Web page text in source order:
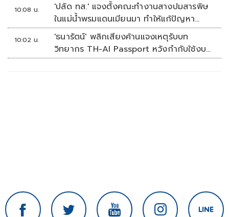
10:08 น.
'ปลัด ทส.' แจงตั้งคณะทำงานสางปมสารพิษ
ในแม่น้ำพรมแดนเมียนมา ทำให้แก้ปัญหา
รวดเร็ว
10:02 น.
'ธนารัตน์' พลิกเสียงค้านแจงเหตุรับบท
วิทยากร TH-AI Passport หวังกำกับใช้งบ
เหมาะสม ชูจุดเด่นคนไทยได้ใช้ AI ระดับโปร